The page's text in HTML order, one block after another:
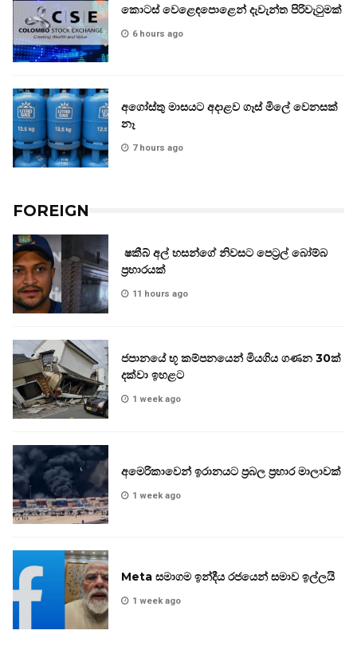
කොටස් වෙළෙඳපොළෙන් දැවැන්ත පිරිවැටුමක්
6 hours ago
අගෝස්තු මාසයට අදාළව ගෑස් මිලේ වෙනසක්
නෑ
7 hours ago
FOREIGN
ෂකීබ් අල් හසන්ගේ නිවසට පෙට්‍රල් බෝම්බ
ප්‍රහාරයක්
11 hours ago
ජපානයේ භූ කම්පනයෙන් මියගිය ගණන 30ක්
දක්වා ඉහළට
1 week ago
අමෙරිකාවෙන් ඉරානයට ප්‍රබල ප්‍රහාර මාලාවක්
1 week ago
Meta සමාගම ඉන්දීය රජයෙන් සමාව ඉල්ලයි
1 week ago